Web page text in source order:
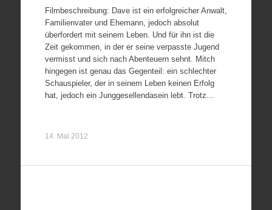
Filmbeschreibung: Dave ist ein erfolgreicher Anwalt,
Familienvater und Ehemann, jedoch absolut
überfordert mit seinem Leben. Und für ihn ist die
Zeit gekommen, in der er seine verpasste Jugend
vermisst und sich nach Abenteuern sehnt. Mitch
hingegen ist genau das Gegenteil: ein schlechter
Schauspieler, der in seinem Leben keinen Erfolg
hat, jedoch ein Junggesellendasein lebt. Trotz…
14. Mai 2012